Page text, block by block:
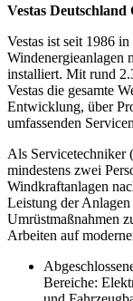
Vestas Deutschland
Vestas ist seit 1986
Windenergieanlagen
installiert. Mit rund
Vestas die gesamte
Entwicklung, über
umfassenden
Als Servicetechniker
mindestens zwei
Windkraftanlagen
Leistung der Anlagen
Umrüstmaßnahmen
Arbeiten auf
Bereiche: